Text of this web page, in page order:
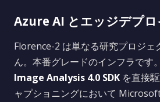
Azure AI とエッジデプロ
Florence-2 は単なる研究プロジェ
ん。本番グレードのインフラです。
Image Analysis 4.0 SDK を直接
ャプショニングにおいて